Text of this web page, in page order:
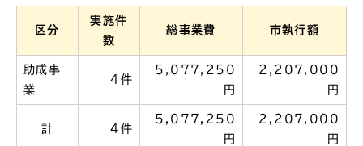
区分
実施件
数
総事業費 市執行額
助成事
業
4件
5,077,250
円
2,207,000
円
計 4件
5,077,250
円
2,207,000
円